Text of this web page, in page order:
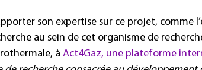
son expertise sur ce projet, comme
au sein de cet organisme de
à Act4Gaz, une plateforme